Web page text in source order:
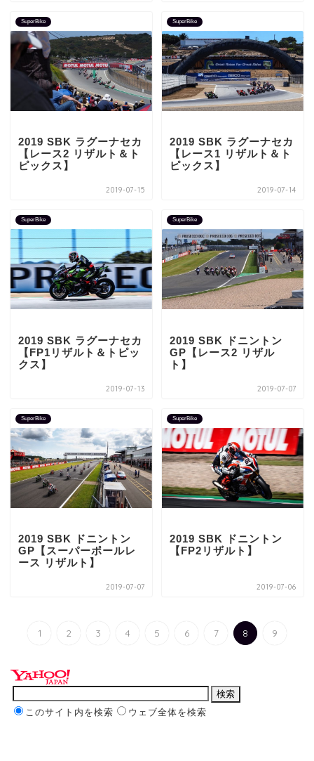
SuperBike
2019 SBK ラグーナセカ
【レース2 リザルト＆ト
ピックス】
2019-07-15
SuperBike
2019 SBK ラグーナセカ
【レース1 リザルト＆ト
ピックス】
2019-07-14
SuperBike
2019 SBK ラグーナセカ
【FP1リザルト＆トピッ
クス】
2019-07-13
SuperBike
2019 SBK ドニントン
GP【レース2 リザル
ト】
2019-07-07
SuperBike
2019 SBK ドニントン
GP【スーパーポールレ
ース リザルト】
2019-07-07
SuperBike
2019 SBK ドニントン
【FP2リザルト】
2019-07-06
1 2 3 4 5 6 7 8 9
このサイト内を検索 ウェブ全体を検索